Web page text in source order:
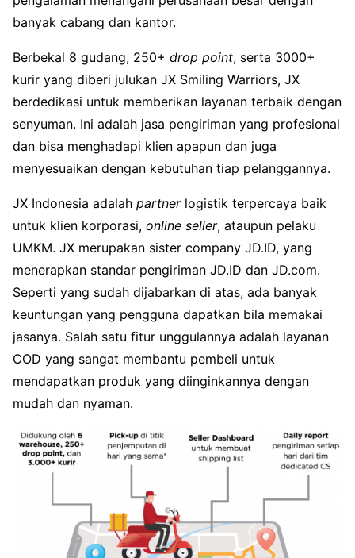
banyak cabang dan kantor.
Berbekal 8 gudang, 250+ drop point, serta 3000+
kurir yang diberi julukan JX Smiling Warriors, JX
berdedikasi untuk memberikan layanan terbaik dengan
senyuman. Ini adalah jasa pengiriman yang profesional
dan bisa menghadapi klien apapun dan juga
menyesuaikan dengan kebutuhan tiap pelanggannya.
JX Indonesia adalah partnerlogistik terpercaya baik
untuk klien korporasi, online seller, ataupun pelaku
UMKM. JX merupakan sister company JD.ID, yang
menerapkan standar pengiriman JD.ID dan JD.com.
Seperti yang sudah dijabarkan di atas, ada banyak
keuntungan yang pengguna dapatkan bila memakai
jasanya. Salah satu fitur unggulannya adalah layanan
COD yang sangat membantu pembeli untuk
mendapatkan produk yang diinginkannya dengan
mudah dan nyaman.